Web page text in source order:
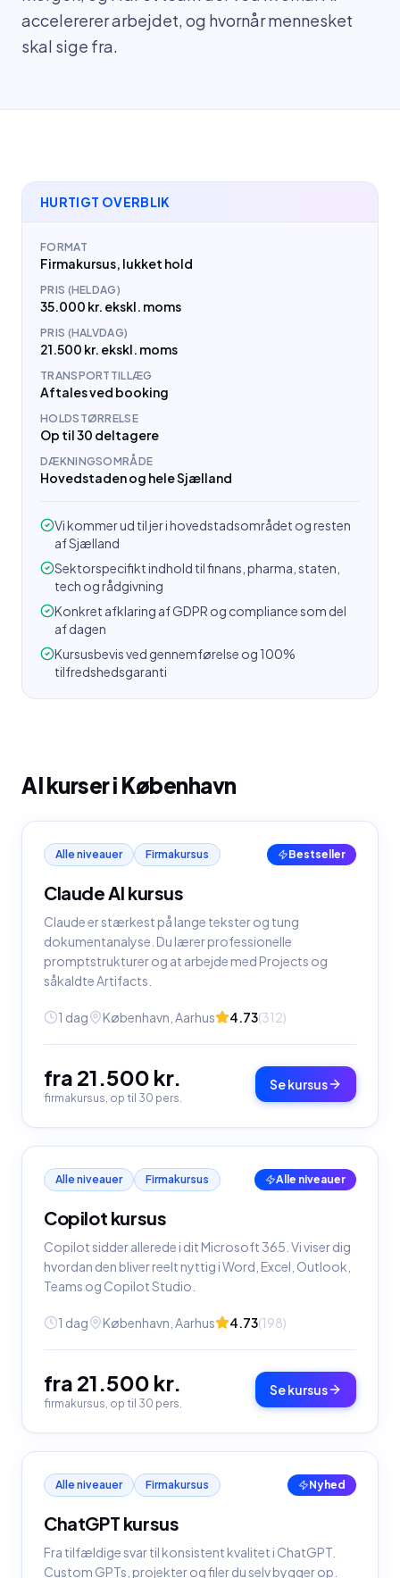
accelererer arbejdet, og hvornår mennesket
skal sige fra.
HURTIGT OVERBLIK
FORMAT
Firmakursus, lukket hold
PRIS (HELDAG)
35.000 kr. ekskl. moms
PRIS (HALVDAG)
21.500 kr. ekskl. moms
TRANSPORTTILLÆG
Aftales ved booking
HOLDSTØRRELSE
Op til 30 deltagere
DÆKNINGSOMRÅDE
Hovedstaden og hele Sjælland
Vi kommer ud til jer i hovedstadsområdet og resten
af Sjælland
Sektorspecifikt indhold til finans, pharma, staten,
tech og rådgivning
Konkret afklaring af GDPR og compliance som del
af dagen
Kursusbevis ved gennemførelse og 100%
tilfredshedsgaranti
AI kurser i København
Bestseller
Alle niveauer Firmakursus
Claude AI kursus
Claude er stærkest på lange tekster og tung
dokumentanalyse. Du lærer professionelle
promptstrukturer og at arbejde med Projects og
såkaldte Artifacts.
1 dag København, Aarhus 4.73(312)
fra 21.500 kr.
firmakursus, op til 30 pers.
Se kursus
Alle niveauer
Alle niveauer Firmakursus
Copilot kursus
Copilot sidder allerede i dit Microsoft 365. Vi viser dig
hvordan den bliver reelt nyttig i Word, Excel, Outlook,
Teams og Copilot Studio.
1 dag København, Aarhus 4.73(198)
fra 21.500 kr.
firmakursus, op til 30 pers.
Se kursus
Nyhed
Alle niveauer Firmakursus
ChatGPT kursus
Fra tilfældige svar til konsistent kvalitet i ChatGPT.
Custom GPTs, projekter og filer du selv bygger op.